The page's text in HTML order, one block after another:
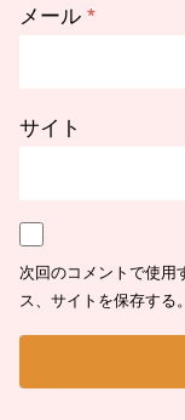
メール *
サイト
次回のコメントで使用
ス、サイトを保存する。